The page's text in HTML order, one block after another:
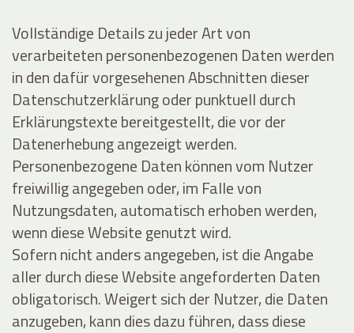
Vollständige Details zu jeder Art von
verarbeiteten personenbezogenen Daten werden
in den dafür vorgesehenen Abschnitten dieser
Datenschutzerklärung oder punktuell durch
Erklärungstexte bereitgestellt, die vor der
Datenerhebung angezeigt werden.
Personenbezogene Daten können vom Nutzer
freiwillig angegeben oder, im Falle von
Nutzungsdaten, automatisch erhoben werden,
wenn diese Website genutzt wird.
Sofern nicht anders angegeben, ist die Angabe
aller durch diese Website angeforderten Daten
obligatorisch. Weigert sich der Nutzer, die Daten
anzugeben, kann dies dazu führen, dass diese